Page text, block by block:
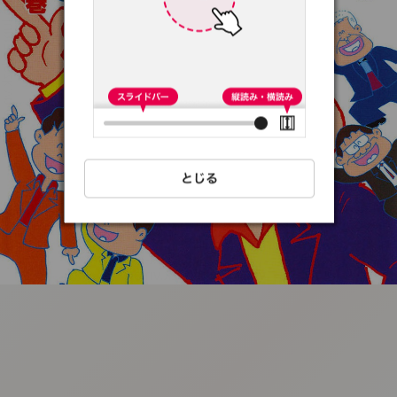
:692.15.692.78:t-
vnqp.lunrzsdszk.vn.oi